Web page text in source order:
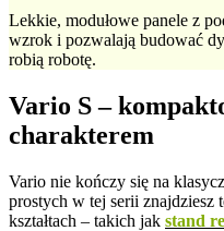
Lekkie, modułowe panele z
wzrok i pozwalają budować
robią robotę.
Vario S –
charakterem
Vario nie kończy się na
prostych w tej serii znajdziesz
kształtach – takich jak stand